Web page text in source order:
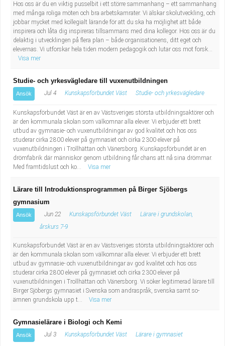
Hos oss är du en viktig pusselbit i ett större sammanhang – ett sammanhang
med många roliga möten och bra arbetskamrater. Vi älskar skolutveckling, och
jobbar mycket med kollegialt lärande för att du ska ha möjlighet att både
inspirera och låta dig inspireras tillsammans med dina kollegor. Hos oss är du
delaktig i utvecklingen på flera plan – både organisationens, ditt eget och
elevernas. Vi utforskar hela tiden modern pedagogik och lutar oss mot forsk...
Visa mer
Studie- och yrkesvägledare till vuxenutbildningen
Ansök Jul 4 Kunskapsförbundet Väst Studie- och yrkesvägledare
Kunskapsförbundet Väst är en av Västsveriges största utbildningsaktörer och
är den kommunala skolan som välkomnar alla elever. Vi erbjuder ett brett
utbud av gymnasie- och vuxenutbildningar av god kvalitet och hos oss
studerar cirka 2800 elever på gymnasiet och cirka 2300 elever på
vuxenutbildningen i Trollhättan och Vänersborg. Kunskapsförbundet är en
drömfabrik där människor genom utbildning får chans att nå sina drömmar.
Med framtidslust och ko...
Visa mer
Lärare till Introduktionsprogrammen på Birger Sjöbergs
gymnasium
Ansök Jun 22 Kunskapsförbundet Väst
Lärare i grundskolan,
årskurs 7-9
Kunskapsförbundet Väst är en av Västsveriges största utbildningsaktörer och
är den kommunala skolan som välkomnar alla elever. Vi erbjuder ett brett
utbud av gymnasie- och vuxenutbildningar av god kvalitet och hos oss
studerar cirka 2800 elever på gymnasiet och cirka 2300 elever på
vuxenutbildningen i Trollhättan och Vänersborg. Vi söker legitimerad lärare till
Birger Sjöbergs gymnasiet i Svenska som andraspråk, svenska samt so-
ämnen grundskola upp t...
Visa mer
Gymnasielärare i Biologi och Kemi
Ansök Jul 3 Kunskapsförbundet Väst Lärare i gymnasiet